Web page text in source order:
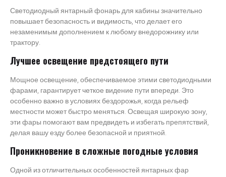
Светодиодный янтарный фонарь для кабины значительно
повышает безопасность и видимость, что делает его
незаменимым дополнением к любому внедорожнику или
трактору.
Лучшее освещение предстоящего пути
Мощное освещение, обеспечиваемое этими светодиодными
фарами, гарантирует четкое видение пути впереди. Это
особенно важно в условиях бездорожья, когда рельеф
местности может быстро меняться. Освещая широкую зону,
эти фары помогают вам предвидеть и избегать препятствий,
делая вашу езду более безопасной и приятной.
Проникновение в сложные погодные условия
Одной из отличительных особенностей янтарных фар